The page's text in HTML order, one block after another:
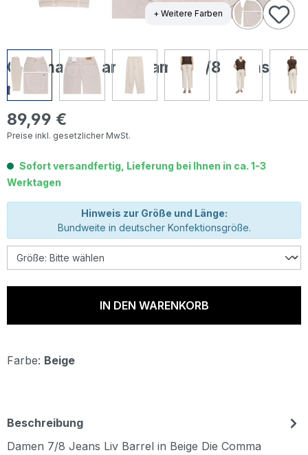
+ Weitere Farben
Comma Liv Barrel Damen 7/8 Jeans oat
milk
Regulärer Preis:
89,99 €
Preise inkl. gesetzlicher MwSt.
Sofort versandfertig, Lieferung bei Ihnen in ca. 1-3
Werktagen
Hinweis zur Größe und Länge:
Bundweite in deutscher Konfektionsgröße.
IN DEN WARENKORB
Farbe: Beige
Beschreibung
Damen 7/8 Jeans Liv Barrel in Beige Die Comma